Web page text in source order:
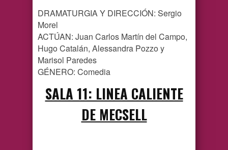
DRAMATURGIA Y DIRECCIÓN: Sergio
Morel
ACTÚAN: Juan Carlos Martín del Campo,
Hugo Catalán, Alessandra Pozzo y
Marisol Paredes
GÉNERO: Comedia
SALA 11: LINEA CALIENTE
DE MECSELL